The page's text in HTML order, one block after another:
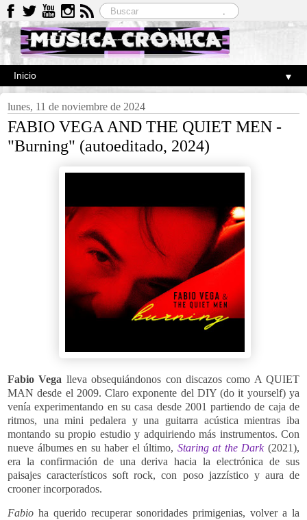
▼
lunes, 11 de noviembre de 2024
FABIO VEGA AND THE QUIET MEN -
"Burning" (autoeditado, 2024)
Fabio Vega lleva obsequiándonos con discazos como A QUIET
MAN desde el 2009. Claro exponente del DIY (do it yourself) ya
venía experimentando en su casa desde 2001 partiendo de caja de
ritmos, una mini pedalera y una guitarra acústica mientras iba
montando su propio estudio y adquiriendo más instrumentos. Con
nueve álbumes en su haber el último, Staring at the Dark(2021),
era la confirmación de una deriva hacia la electrónica de sus
paisajes característicos soft rock, con poso jazzístico y aura de
crooner incorporados.
Fabio ha querido recuperar sonoridades primigenias, volver a la